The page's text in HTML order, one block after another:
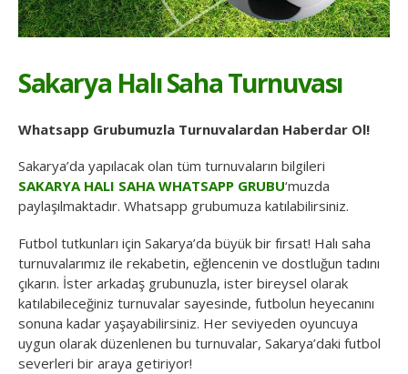
Sakarya Halı Saha Turnuvası
Whatsapp Grubumuzla Turnuvalardan Haberdar Ol!
Sakarya’da yapılacak olan tüm turnuvaların bilgileri
SAKARYA HALI SAHA WHATSAPP GRUBU‘muzda
paylaşılmaktadır. Whatsapp grubumuza katılabilirsiniz.
Futbol tutkunları için Sakarya’da büyük bir fırsat! Halı saha
turnuvalarımız ile rekabetin, eğlencenin ve dostluğun tadını
çıkarın. İster arkadaş grubunuzla, ister bireysel olarak
katılabileceğiniz turnuvalar sayesinde, futbolun heyecanını
sonuna kadar yaşayabilirsiniz. Her seviyeden oyuncuya
uygun olarak düzenlenen bu turnuvalar, Sakarya’daki futbol
severleri bir araya getiriyor!